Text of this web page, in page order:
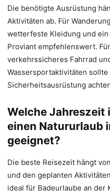
Die benötigte Ausrüstung
Aktivitäten ab. Für
wetterfeste Kleidung und
Proviant empfehlenswert.
verkehrssicheres Fahrrad
Wassersportaktivitäten
Sicherheitsausrüstung
Welche Jahreszeit
einen Natururlaub
geeignet?
Die beste Reisezeit hängt
und den geplanten
ideal für Badeurlaube an der